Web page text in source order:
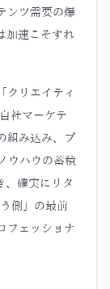
ンツ需要の爆
加速こそすれ
クリエイティ
社マーケテ
組み込み、プ
ウハウの蓄積
確実にリタ
側」の最前
フェッショナ